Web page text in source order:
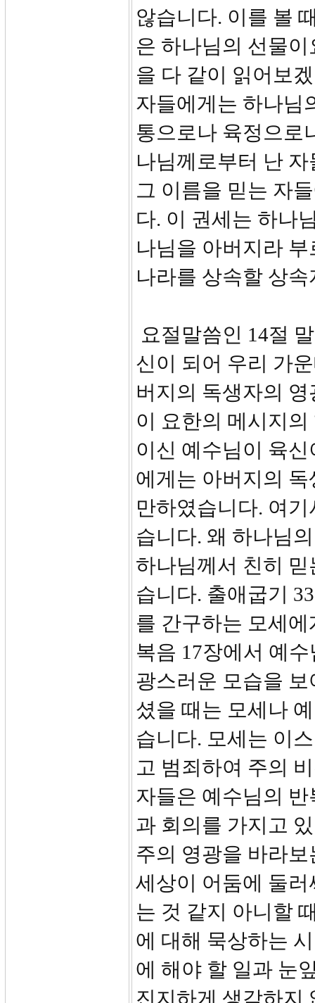
않습니다. 이를 볼
은 하나님의 선물
을 다 같이 읽어보
자들에게는 하나님
통으로나 육정으로
나님께로부터 난
그 이름을 믿는 자
다. 이 권세는 하나
나님을 아버지라
나라를 상속할 상
요절말씀인 14절
신이 되어 우리 가
버지의 독생자의
이 요한의 메시지
이신 예수님이 육
에게는 아버지의
만하였습니다. 여
습니다. 왜 하나님
하나님께서 친히
습니다. 출애굽기
를 간구하는 모세
복음 17장에서 예
광스러운 모습을
셨을 때는 모세나
습니다. 모세는 이
고 범죄하여 주의
자들은 예수님의
과 회의를 가지고
주의 영광을 바라
세상이 어둠에 둘
는 것 같지 아니할
에 대해 묵상하는
에 해야 할 일과 눈
진지하게 생각하지